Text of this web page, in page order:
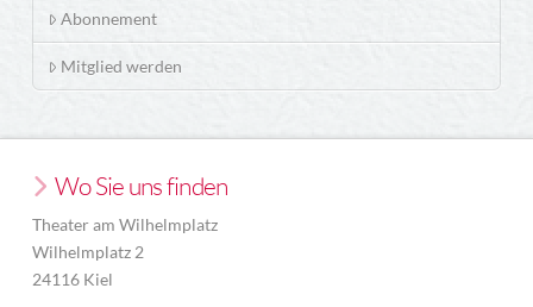
Abonnement
Mitglied werden
Wo Sie uns finden
Theater am Wilhelmplatz
Wilhelmplatz 2
24116 Kiel